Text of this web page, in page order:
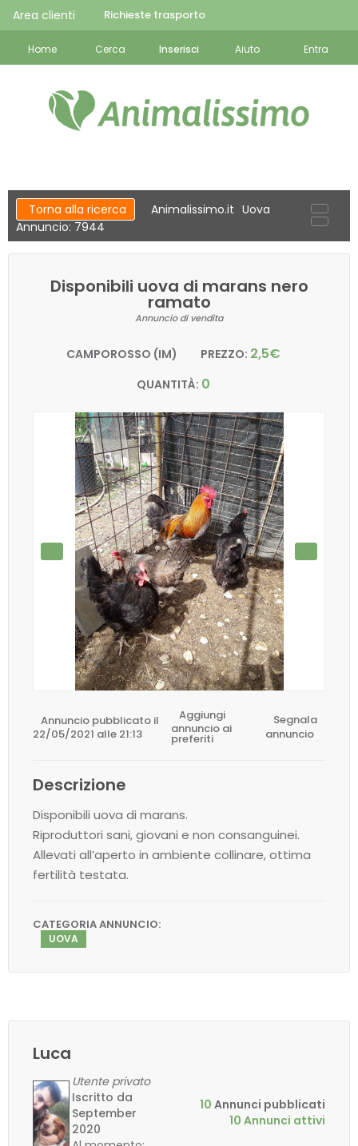
Area clienti Richieste trasporto
Home Cerca Inserisci Aiuto Entra
Torna alla ricerca Animalissimo.it Uova
Annuncio: 7944
Disponibili uova di marans nero
ramato
Annuncio di vendita
CAMPOROSSO (IM) PREZZO: 2,5€
QUANTITÀ: 0
Annuncio pubblicato il
22/05/2021 alle 21:13
Aggiungi
annuncio ai
preferiti
Segnala
annuncio
Descrizione
Disponibili uova di marans.
Riproduttori sani, giovani e non consanguinei.
Allevati all’aperto in ambiente collinare, ottima
fertilità testata.
CATEGORIA ANNUNCIO:
UOVA
Luca
Utente privato
Iscritto da
September
2020
10 Annunci pubblicati
10 Annunci attivi